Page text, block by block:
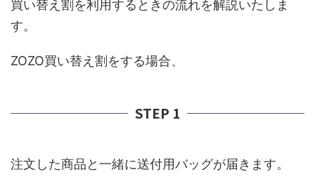
買い替え割を利用するときの流れを解説いたしま
す。
ZOZO買い替え割をする場合、
STEP 1
注文した商品と一緒に送付用バッグが届きます。